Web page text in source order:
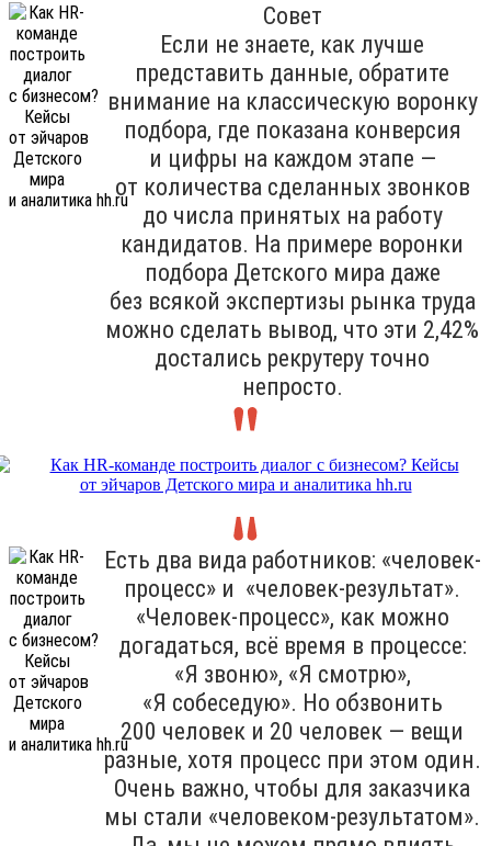
Совет
Если не знаете, как лучше
представить данные, обратите
внимание на классическую воронку
подбора, где показана конверсия
и цифры на каждом этапе —
от количества сделанных звонков
до числа принятых на работу
кандидатов. На примере воронки
подбора Детского мира даже
без всякой экспертизы рынка труда
можно сделать вывод, что эти 2,42%
достались рекрутеру точно
непросто.
Есть два вида работников: «человек-
процесс» и «человек-результат».
«Человек-процесс», как можно
догадаться, всё время в процессе:
«Я звоню», «Я смотрю»,
«Я собеседую». Но обзвонить
200 человек и 20 человек — вещи
разные, хотя процесс при этом один.
Очень важно, чтобы для заказчика
мы стали «человеком-результатом».